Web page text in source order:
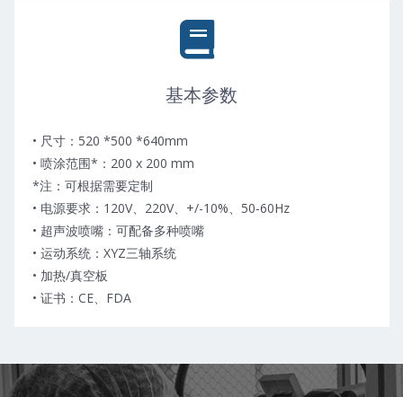
基本参数
• 尺寸：520 *500 *640mm
• 喷涂范围*：200 x 200 mm
*注：可根据需要定制
• 电源要求：120V、220V、+/-10%、50-60Hz
• 超声波喷嘴：可配备多种喷嘴
• 运动系统：XYZ三轴系统
• 加热/真空板
• 证书：CE、FDA